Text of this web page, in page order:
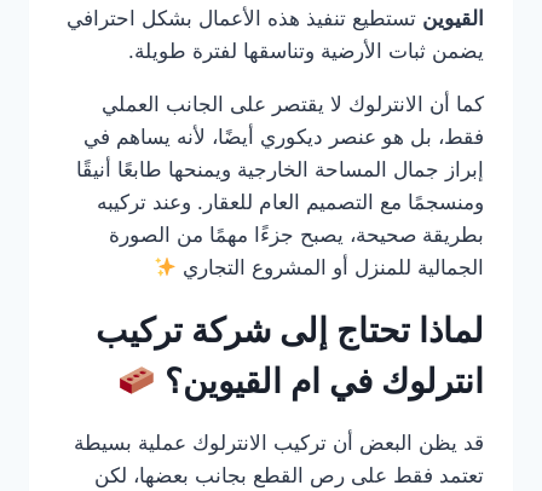
القيوين تستطيع تنفيذ هذه الأعمال بشكل احترافي
يضمن ثبات الأرضية وتناسقها لفترة طويلة.
كما أن الانترلوك لا يقتصر على الجانب العملي
فقط، بل هو عنصر ديكوري أيضًا، لأنه يساهم في
إبراز جمال المساحة الخارجية ويمنحها طابعًا أنيقًا
ومنسجمًا مع التصميم العام للعقار. وعند تركيبه
بطريقة صحيحة، يصبح جزءًا مهمًا من الصورة
الجمالية للمنزل أو المشروع التجاري
لماذا تحتاج إلى شركة تركيب
انترلوك في ام القيوين؟
قد يظن البعض أن تركيب الانترلوك عملية بسيطة
تعتمد فقط على رص القطع بجانب بعضها، لكن